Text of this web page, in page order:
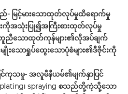
မြင့်မားသောထုတ်လုပ်မှုထိရောက်မှု
ားကိုအသုံးပြု၍အကြီးစားထုတ်လုပ်မှု
သောထုတ်ကုန်များ၏လိုအပ်ချက်
ျိုးသောရှုပ်ထွေးသောပုံစံများ၏ဒီဇိုင်းကို
ြင်ကုသမှု- အလူမီနီယမ်၏မျက်နှာပြင်
၊ spraying စသည်တို့ကဲ့သို့သော